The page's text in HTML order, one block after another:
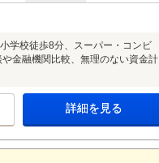
学校徒歩8分、スーパー・コンビ
金融機関比較、無理のない資金計
詳細を見る